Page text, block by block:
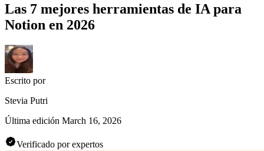
Las 7 mejores herramientas de IA para
Notion en 2026
Escrito por
Stevia Putri
Última edición March 16, 2026
Verificado por expertos